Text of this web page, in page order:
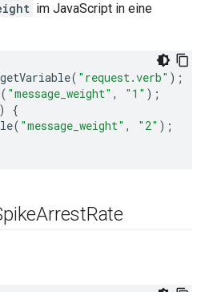
im JavaScript in eine
getVariable( "request.verb" );
( "message_weight" , "1" );
)
{
( "message_weight" , "2" );
ArrestRate